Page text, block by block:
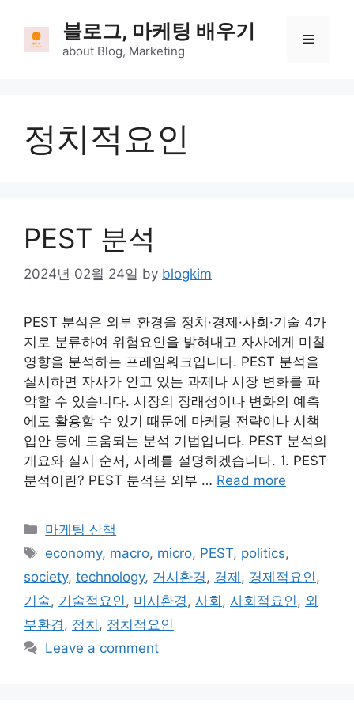
content
블로그, 마케팅 배우기
about Blog, Marketing
Menu
정치적요인
PEST 분석
2024년 02월 24일 by blogkim
PEST 분석은 외부 환경을 정치·경제·사회·기술 4가
지로 분류하여 위험요인을 밝혀내고 자사에게 미칠
영향을 분석하는 프레임워크입니다. PEST 분석을
실시하면 자사가 안고 있는 과제나 시장 변화를 파
악할 수 있습니다. 시장의 장래성이나 변화의 예측
에도 활용할 수 있기 때문에 마케팅 전략이나 시책
입안 등에 도움되는 분석 기법입니다. PEST 분석의
개요와 실시 순서, 사례를 설명하겠습니다. 1. PEST
분석이란? PEST 분석은 외부 … Read more
Categories
마케팅 산책
Tags
economy, macro, micro, PEST, politics,
society, technology, 거시환경 , 경제 , 경제적요인 ,
기술, 기술적요인 , 미시환경 , 사회 , 사회적요인 , 외
부환경 , 정치 , 정치적요인
Leave a comment